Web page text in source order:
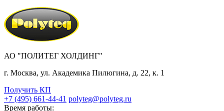
АО "ПОЛИТЕГ ХОЛДИНГ"
г. Москва, ул. Академика Пилюгина, д. 22, к. 1
Получить КП
+7 (495) 661-44-41 polyteg@polyteg.ru
Время работы: